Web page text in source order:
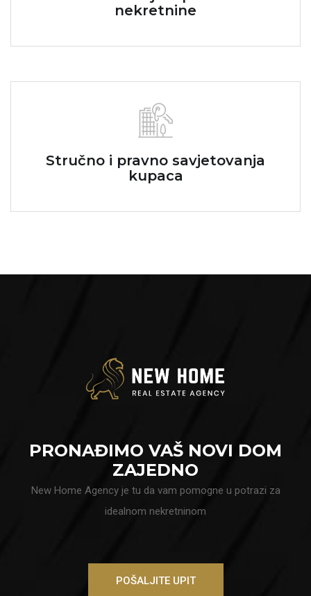
nekretnine
Stručno i pravno savjetovanja
kupaca
PRONAĐIMO VAŠ NOVI DOM
ZAJEDNO
New Home Agency je tu da vam pomogne u potrazi za
idealnom nekretninom
POŠALJITE UPIT